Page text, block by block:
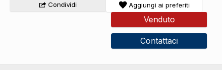
Condividi Aggiungi ai preferiti
Venduto
Contattaci